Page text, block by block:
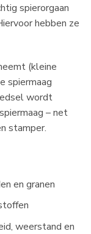
spierorgaan
hebben ze
(kleine
spiermaag
wordt
– net
stamper.
en granen
weerstand en